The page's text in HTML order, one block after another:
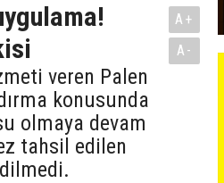
veren Palen
konusunda
olmaya devam
tahsil edilen
A+
A-